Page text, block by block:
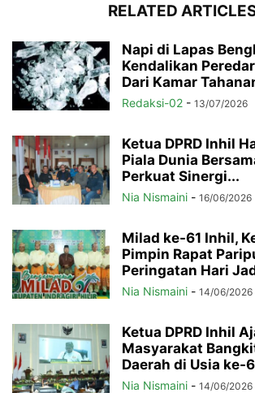
RELATED
Napi di Lapas
Kendalikan
Dari Kamar
Redaksi-02 - 13/07/2026
Ketua DPRD Inhil
Piala Dunia
Perkuat Sinergi...
Nia Nismaini - 16/06/2026
Milad ke-61 Inhil,
Pimpin Rapat
Peringatan Hari
Nia Nismaini - 14/06/2026
Ketua DPRD Inhil
Masyarakat
Daerah di Usia ke-
Nia Nismaini - 14/06/2026